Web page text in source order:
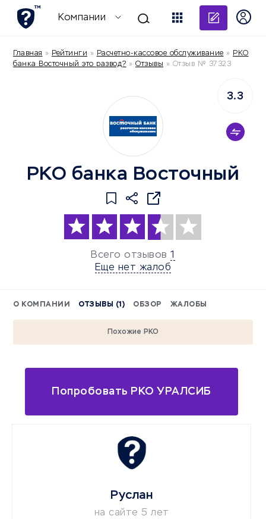
Компании
Главная » Рейтинги » Расчетно-кассовое обслуживание » РКО
банка Восточный это развод? » Отзывы » Отзыв № 37323
РКО банка Восточный
Всего отзывов 1
Еще нет жалоб
3.3
О КОМПАНИИ ОТЗЫВЫ (1) ОБЗОР ЖАЛОБЫ
Похожие РКО
Попробовать РКО УРАЛСИБ
Руслан
на сайте 5 лет